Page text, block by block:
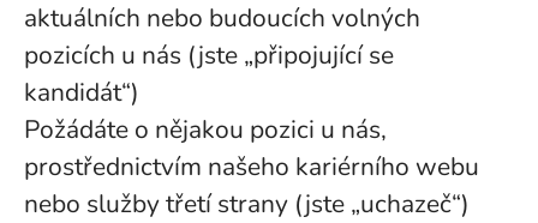
aktuálních nebo budoucích volných
pozicích u nás (jste „připojující se
kandidát“)
Požádáte o nějakou pozici u nás,
prostřednictvím našeho kariérního webu
nebo služby třetí strany (jste „uchazeč“)